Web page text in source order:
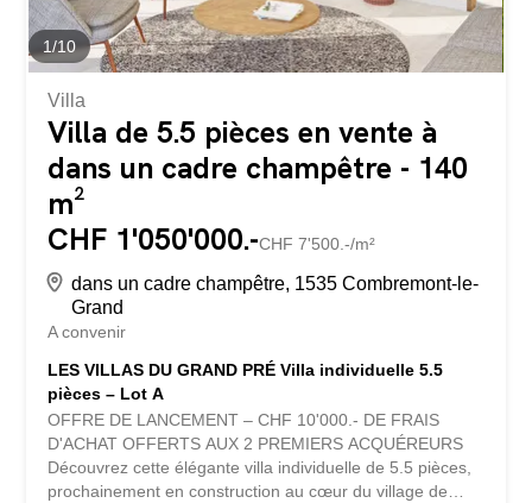
1/10
Villa
Villa de 5.5 pièces en vente à
dans un cadre champêtre - 140
m²
CHF 1'050'000.-CHF 7'500.-/m²
dans un cadre champêtre, 1535 Combremont-le-
Grand
A convenir
LES VILLAS DU GRAND PRÉ Villa individuelle 5.5
pièces – Lot A
OFFRE DE LANCEMENT – CHF 10'000.- DE FRAIS
D'ACHAT OFFERTS AUX 2 PREMIERS ACQUÉREURS
Découvrez cette élégante villa individuelle de 5.5 pièces,
prochainement en construction au cœur du village de